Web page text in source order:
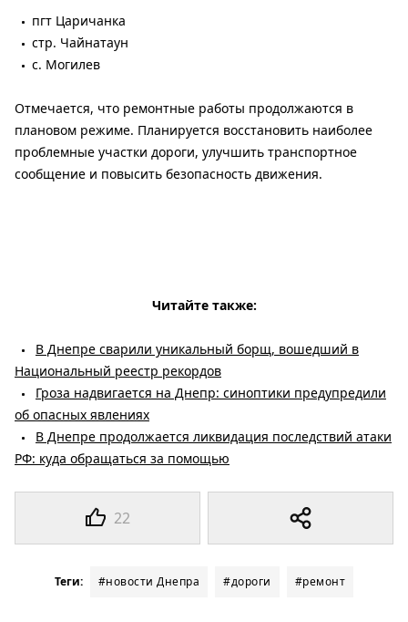
22
пгт Царичанка
стр. Чайнатаун
с. Могилев
Отмечается, что ремонтные работы продолжаются в
плановом режиме. Планируется восстановить наиболее
проблемные участки дороги, улучшить транспортное
сообщение и повысить безопасность движения.
Читайте также:
В Днепре сварили уникальный борщ, вошедший в
Национальный реестр рекордов
Гроза надвигается на Днепр: синоптики предупредили
об опасных явлениях
В Днепре продолжается ликвидация последствий атаки
РФ: куда обращаться за помощью
Теги: #новости Днепра #дороги #ремонт